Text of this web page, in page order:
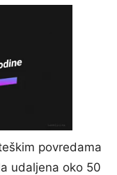
povredama
udaljena oko 50